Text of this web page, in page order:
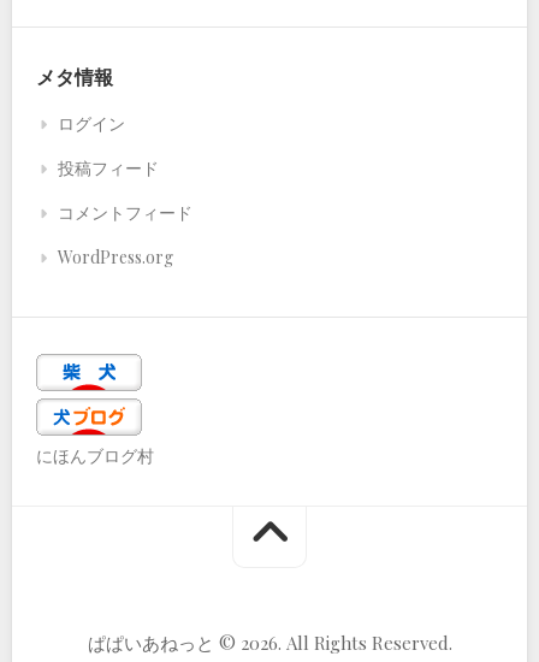
メタ情報
ログイン
投稿フィード
コメントフィード
WordPress.org
にほんブログ村
ぱぱいあねっと © 2026. All Rights Reserved.